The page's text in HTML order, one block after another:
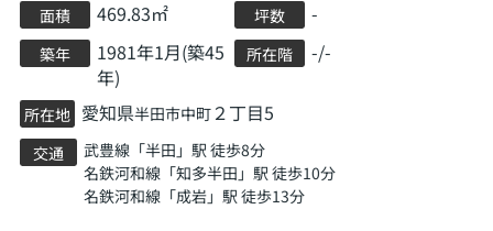
面積 469.83㎡ 坪数 -
築年
1981年1月(築45
年)
所在階 -/-
所在地 愛知県半田市中町２丁目5
交通 武豊線 「半田 」駅 徒歩8分
名鉄河和線 「知多半田 」駅 徒歩10分
名鉄河和線 「成岩」駅 徒歩13分